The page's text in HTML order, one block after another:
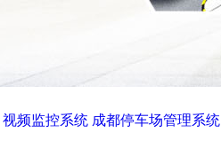
视频监控系统 成都停车场管理系统